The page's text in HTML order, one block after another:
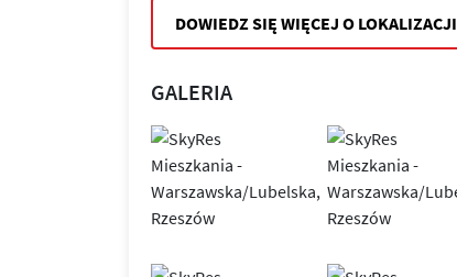
DOWIEDZ SIĘ WIĘCEJ O LOKALIZACJI
GALERIA